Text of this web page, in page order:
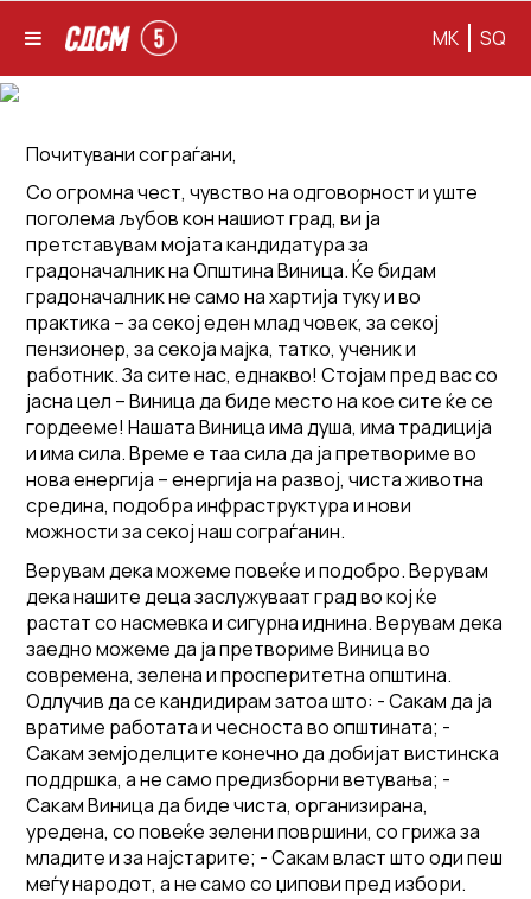
MK SQ
Почитувани сограѓани,
Со огромна чест, чувство на одговорност и уште
поголема љубов кон нашиот град, ви ја
претставувам мојата кандидатура за
градоначалник на Општина Виница. Ќе бидам
градоначалник не само на хартија туку и во
практика – за секој еден млад човек, за секој
пензионер, за секоја мајка, татко, ученик и
работник. За сите нас, еднакво! Стојам пред вас со
јасна цел – Виница да биде место на кое сите ќе се
гордееме! Нашата Виница има душа, има традиција
и има сила. Време е таа сила да ја претвориме во
нова енергија – енергија на развој, чиста животна
средина, подобра инфраструктура и нови
можности за секој наш сограѓанин.
Верувам дека можеме повеќе и подобро. Верувам
дека нашите деца заслужуваат град во кој ќе
растат со насмевка и сигурна иднина. Верувам дека
заедно можеме да ја претвориме Виница во
современа, зелена и просперитетна општина.
Одлучив да се кандидирам затоа што: - Сакам да ја
вратиме работата и чесноста во општината; -
Сакам земјоделците конечно да добијат вистинска
поддршка, а не само предизборни ветувања; -
Сакам Виница да биде чиста, организирана,
уредена, со повеќе зелени површини, со грижа за
младите и за најстарите; - Сакам власт што оди пеш
меѓу народот, а не само со џипови пред избори.